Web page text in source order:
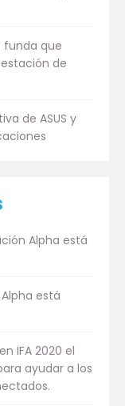
funda que
de
de ASUS y
Alpha está
está
IFA 2020 el
ayudar a los